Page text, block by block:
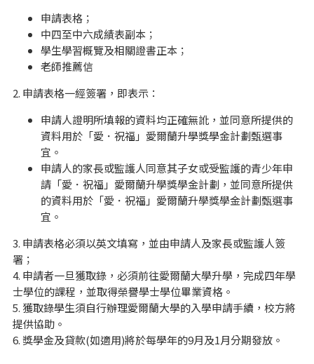
申請表格；
中四至中六成績表副本；
學生學習概覽及相關證書正本；
老師推薦信
2. 申請表格一經簽署，即表示：
申請人證明所填報的資料均正確無訛，並同意所提供的
資料用於「愛．祝福」愛爾蘭升學獎學金計劃甄選事
宜。
申請人的家長或監護人同意其子女或受監護的青少年申
請「愛．祝福」愛爾蘭升學獎學金計劃，並同意所提供
的資料用於「愛．祝福」愛爾蘭升學獎學金計劃甄選事
宜。
3. 申請表格必須以英文填寫，並由申請人及家長或監護人簽
署；
4. 申請者一旦獲取錄，必須前往愛爾蘭大學升學，完成四年學
士學位的課程，並取得榮譽學士學位畢業資格。
5. 獲取錄學生須自行辦理愛爾蘭大學的入學申請手續，校方將
提供協助。
6. 獎學金及貸款(如適用)將於每學年的9月及1月分期發放。